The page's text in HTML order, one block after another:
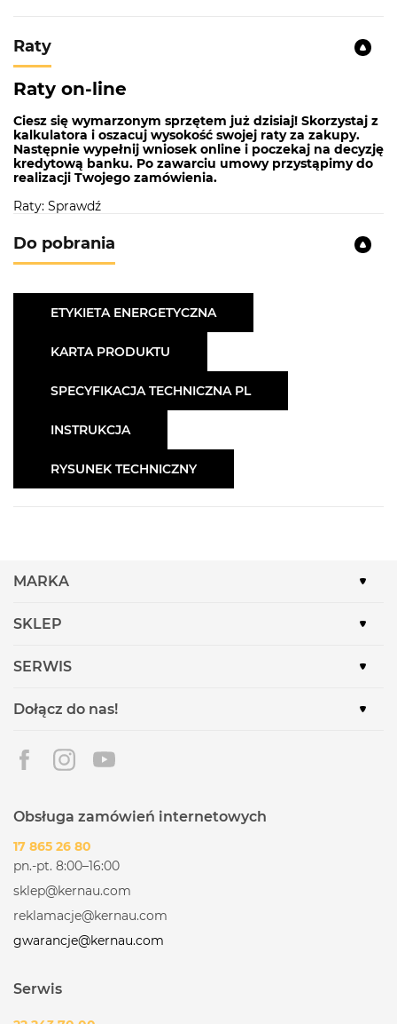
Raty
Raty on-line
Ciesz się wymarzonym sprzętem już dzisiaj! Skorzystaj z
kalkulatora i oszacuj wysokość swojej raty za zakupy.
Następnie wypełnij wniosek online i poczekaj na decyzję
kredytową banku. Po zawarciu umowy przystąpimy do
realizacji Twojego zamówienia.
Raty: Sprawdź
Do pobrania
ETYKIETA ENERGETYCZNA
KARTA PRODUKTU
SPECYFIKACJA TECHNICZNA PL
INSTRUKCJA
RYSUNEK TECHNICZNY
MARKA
SKLEP
SERWIS
Dołącz do nas!
Obsługa zamówień internetowych
17 865 26 80
pn.-pt. 8:00–16:00
sklep@kernau.com
reklamacje@kernau.com
gwarancje@kernau.com
Serwis